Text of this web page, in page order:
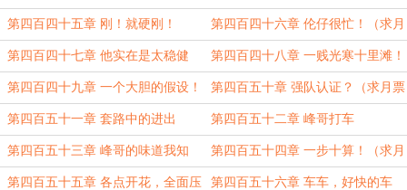
徒？（求月票求推荐） 师！（求月票求推荐）
第四百四十五章 刚！就硬刚！ 第四百四十六章 伦仔很忙！（求月
票求订阅）
第四百四十七章 他实在是太稳健
了！
第四百四十八章 一贱光寒十里滩！
（求月票求订阅）
第四百四十九章 一个大胆的假设！ 第四百五十章 强队认证？（求月票
求订阅）
第四百五十一章 套路中的进出 第四百五十二章 峰哥打车
第四百五十三章 峰哥的味道我知
道！
第四百五十四章 一步十算！（求月
票求订阅）
第四百五十五章 各点开花，全面压 第四百五十六章 车车，好快的车